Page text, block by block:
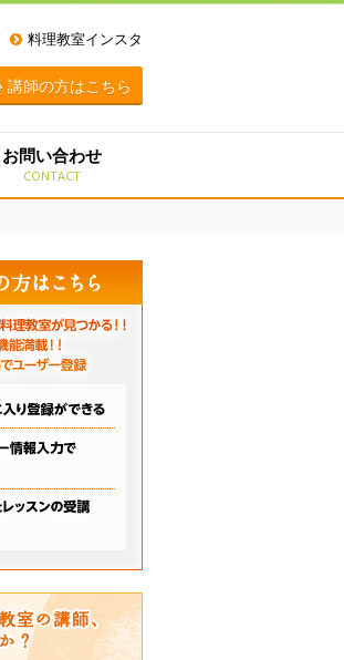
料理教室インスタ
講師の方はこちら
お問い合わせ
CONTACT